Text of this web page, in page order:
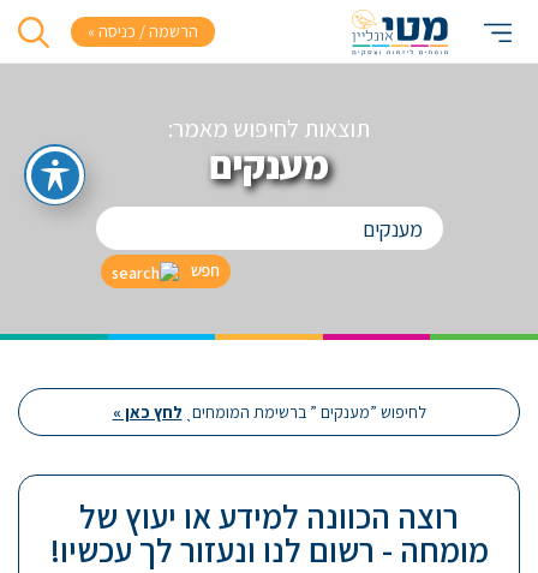
הרשמה / כניסה »
תוצאות לחיפוש מאמר:
מענקים
חפש
לחיפוש ”מענקים ” ברשימת המומחיםˎ לחץ כאן »
רוצה הכוונה למידע או יעוץ של
מומחה - רשום לנו ונעזור לך עכשיו!